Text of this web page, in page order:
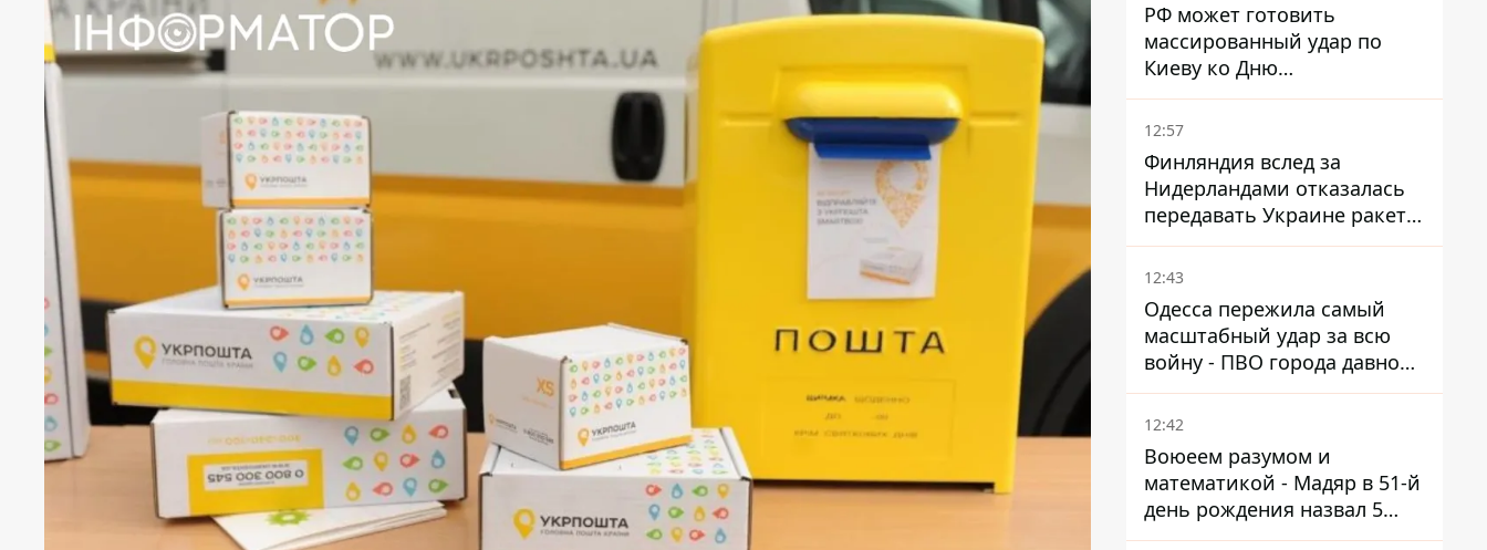
РФ может готовить
массированный удар по
Киеву ко Дню
Независимости - Институт
изучения войны
12:57
Финляндия вслед за
Нидерландами отказалась
передавать Украине ракеты
ПВО Patriot
12:43
Одесса пережила самый
масштабный удар за всю
войну - ПВО города давно
нуждается в усилении
12:42
Воюеем разумом и
математикой - Мадяр в 51-й
день рождения назвал 5
условий поражения РФ